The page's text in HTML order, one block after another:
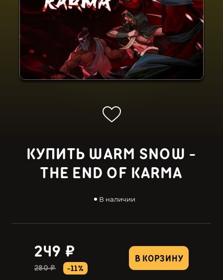
КУПИТЬ WARM SNOW -
THE END OF KARMA
В наличии
В КОРЗИНУ
249 ₽
280 ₽ -11%